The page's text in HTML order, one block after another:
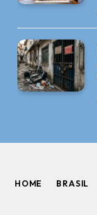
HOME BRASIL